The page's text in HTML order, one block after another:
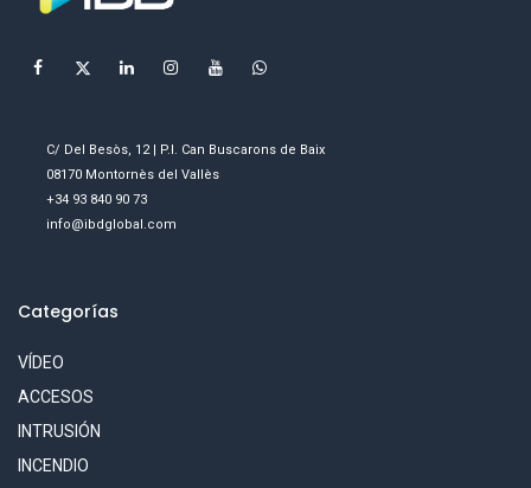
C/ Del Besòs, 12 | P.I. Can Buscarons de Baix
08170 Montornès del Vallès
+34 93 840 90 73
info@ibdglobal.com
Categorías
VÍDEO
ACCESOS
INTRUSIÓN
INCENDIO